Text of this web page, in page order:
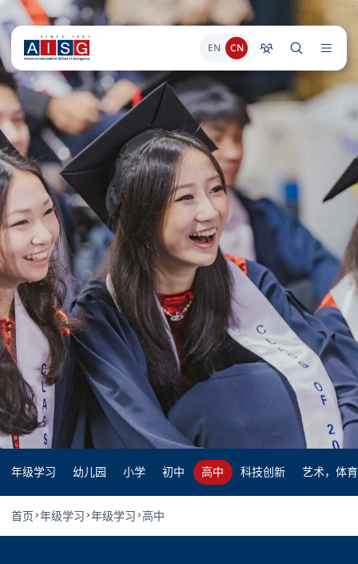
EN CN
年级学习
高中
年级学习 幼儿园 小学 初中 高中 科技创新 艺术，体
首页 年级学习 年级学习 高中